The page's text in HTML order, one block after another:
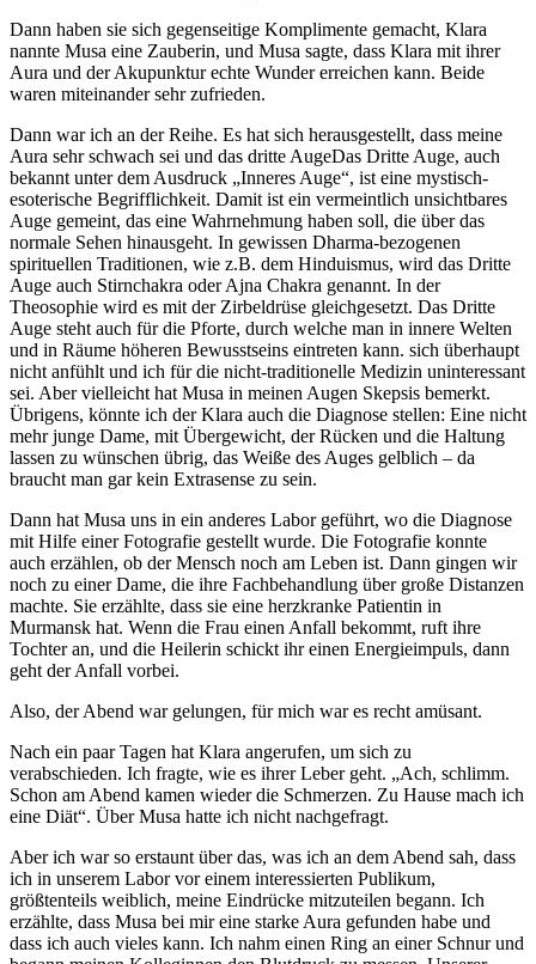
Dann haben sie sich gegenseitige Komplimente gemacht, Klara
nannte Musa eine Zauberin, und Musa sagte, dass Klara mit ihrer
Aura und der Akupunktur echte Wunder erreichen kann. Beide
waren miteinander sehr zufrieden.
Dann war ich an der Reihe. Es hat sich herausgestellt, dass meine
Aura sehr schwach sei und das dritte AugeDas Dritte Auge, auch
bekannt unter dem Ausdruck
Inneres Auge , ist eine mystisch-
esoterische Begrifflichkeit. Damit ist ein vermeintlich unsichtbares
Auge gemeint, das eine Wahrnehmung haben soll, die über das
normale Sehen hinausgeht. In gewissen Dharma-bezogenen
spirituellen Traditionen, wie z.B. dem Hinduismus, wird das Dritte
Auge auch Stirnchakra oder Ajna Chakra genannt. In der
Theosophie wird es mit der Zirbeldrüse gleichgesetzt. Das Dritte
Auge steht auch für die Pforte, durch welche man in innere Welten
und in Räume höheren Bewusstseins eintreten kann. sich überhaupt
nicht anfühlt und ich für die nicht-traditionelle Medizin uninteressant
sei. Aber vielleicht hat Musa in meinen Augen Skepsis bemerkt.
Übrigens, könnte ich der Klara auch die Diagnose stellen: Eine nicht
mehr junge Dame, mit Übergewicht, der Rücken und die Haltung
lassen zu wünschen übrig, das Weiße des Auges gelblich – da
braucht man gar kein Extrasense zu sein.
Dann hat Musa uns in ein anderes Labor geführt, wo die Diagnose
mit Hilfe einer Fotografie gestellt wurde. Die Fotografie konnte
auch erzählen, ob der Mensch noch am Leben ist. Dann gingen wir
noch zu einer Dame, die ihre Fachbehandlung über große Distanzen
machte. Sie erzählte, dass sie eine herzkranke Patientin in
Murmansk hat. Wenn die Frau einen Anfall bekommt, ruft ihre
Tochter an, und die Heilerin schickt ihr einen Energieimpuls, dann
geht der Anfall vorbei.
Also, der Abend war gelungen, für mich war es recht amüsant.
Nach ein paar Tagen hat Klara angerufen, um sich zu
verabschieden. Ich fragte, wie es ihrer Leber geht.
Ach, schlimm.
Schon am Abend kamen wieder die Schmerzen. Zu Hause mach ich
eine Diät . Über Musa hatte ich nicht nachgefragt.
Aber ich war so erstaunt über das, was ich an dem Abend sah, dass
ich in unserem Labor vor einem interessierten Publikum,
größtenteils weiblich, meine Eindrücke mitzuteilen begann. Ich
erzählte, dass Musa bei mir eine starke Aura gefunden habe und
dass ich auch vieles kann. Ich nahm einen Ring an einer Schnur und